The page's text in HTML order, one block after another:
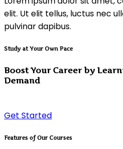
elit. Ut elit tellus, luctus nec
pulvinar dapibus.
Study at Your Own Pace
Boost Your Career by
Demand
Get Started
Features of Our Courses